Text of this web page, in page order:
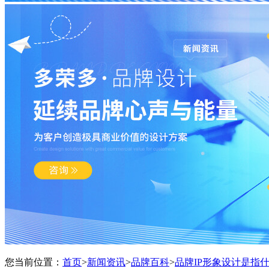
您当前位置： 首页>新闻资讯>品牌百科>品牌IP形象设计是指